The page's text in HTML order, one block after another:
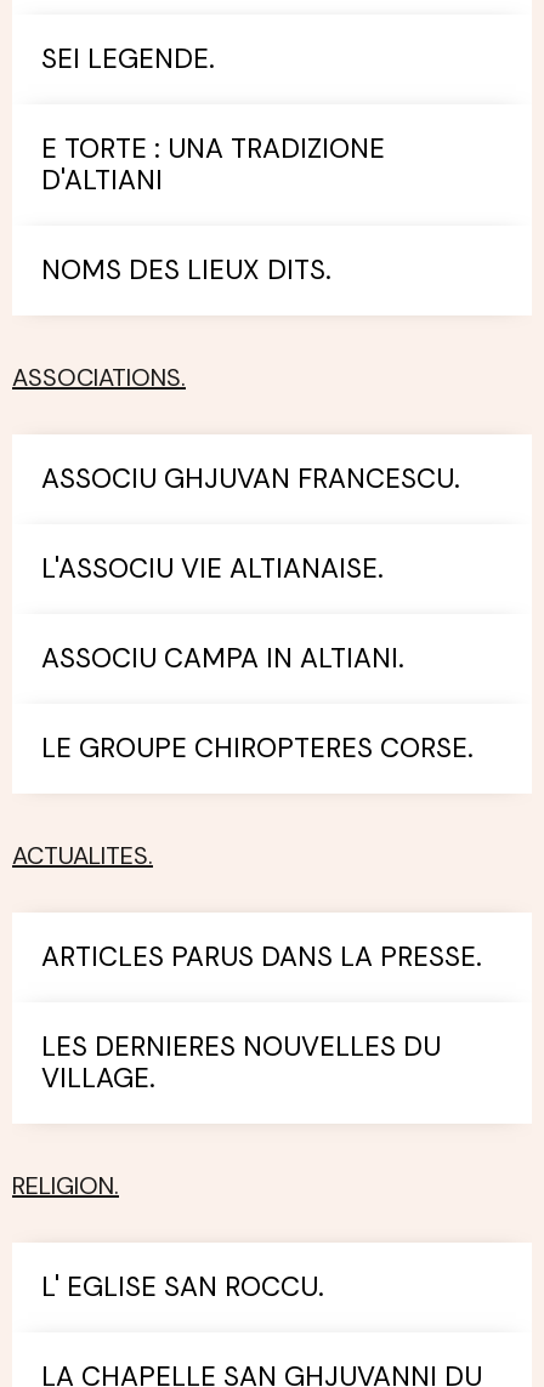
SEI LEGENDE.
E TORTE : UNA TRADIZIONE
D'ALTIANI
NOMS DES LIEUX DITS.
ASSOCIATIONS.
ASSOCIU GHJUVAN FRANCESCU.
L'ASSOCIU VIE ALTIANAISE.
ASSOCIU CAMPA IN ALTIANI.
LE GROUPE CHIROPTERES CORSE.
ACTUALITES.
ARTICLES PARUS DANS LA PRESSE.
LES DERNIERES NOUVELLES DU
VILLAGE.
RELIGION.
L' EGLISE SAN ROCCU.
LA CHAPELLE SAN GHJUVANNI DU